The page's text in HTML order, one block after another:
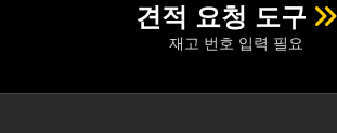
견적 요청 도구
재고 번호 입력 필요